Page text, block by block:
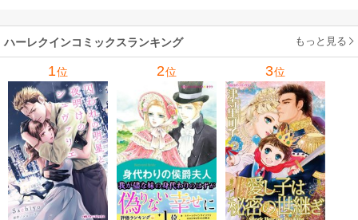
ーガン/星合操/ア
ン･ウィール/ 津寺
里可子
ウェイ/一重夕子
ーディ/海野みつる
サラ･ウッド/流
水凛子
ザ
ハーレクインコミックスランキング もっと見る
1位 2位 3位